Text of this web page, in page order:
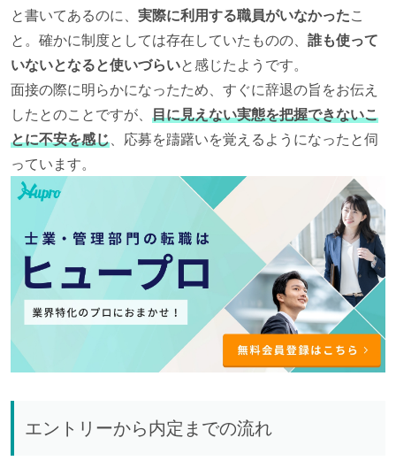
と書いてあるのに、 実際に利用する職員がいなかったこ
と。確かに制度としては存在していたものの、 誰も使って
いないとなると使いづらいと感じたようです。
面接の際に明らかになったため、すぐに辞退の旨をお伝え
したとのことですが、 目に見えない実態を把握できないこ
とに不安を感じ 、応募を躊躇いを覚えるようになったと伺
っています。
エントリーから内定までの流れ